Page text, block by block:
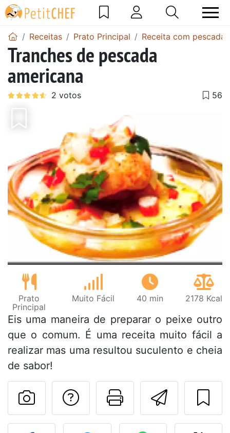
Receitas Prato Principal Receita com pescada
Tranches de pescada
americana
Prato
Principal
Muito Fácil 40 min 2178 Kcal
Eis uma maneira de preparar o peixe outro
que o comum. É uma receita muito fácil a
realizar mas uma resultou suculento e cheia
de sabor!
Imprima
Falar com o autor
Fez esta receita?